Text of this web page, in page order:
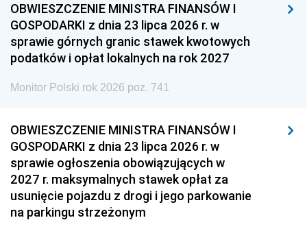
OBWIESZCZENIE MINISTRA FINANSÓW I
GOSPODARKI z dnia 23 lipca 2026 r. w
sprawie górnych granic stawek kwotowych
podatków i opłat lokalnych na rok 2027
Monitor Polski rok 2026 poz. 741
OBWIESZCZENIE MINISTRA FINANSÓW I
GOSPODARKI z dnia 23 lipca 2026 r. w
sprawie ogłoszenia obowiązujących w
2027 r. maksymalnych stawek opłat za
usunięcie pojazdu z drogi i jego parkowanie
na parkingu strzeżonym